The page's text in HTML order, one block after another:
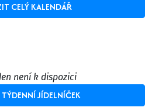
CELÝ KALENDÁŘ
není k dispozici
JÍDELNÍČEK